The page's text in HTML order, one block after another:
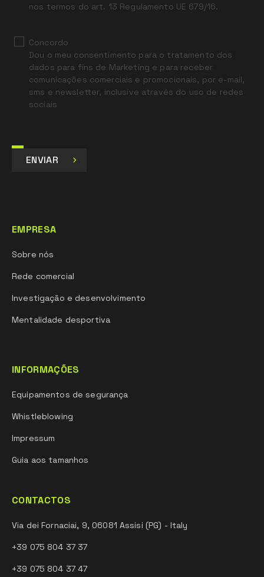
nos termos do art. 13 Regulamento UE 679/16.
Concordo
Dou o meu consentimento para o tratamento dos
dados para fins de Marketing e para receber
comunicações comerciais e promocionais, por e-mail,
sms e newsletter, inclusive através do uso de redes
sociais
ENVIAR
EMPRESA
Sobre nós
Rede comercial
Investigação e desenvolvimento
Mentalidade desportiva
INFORMAÇÕES
Equipamentos de segurança
Whistleblowing
Impressum
Guia aos tamanhos
CONTACTOS
Via dei Fornaciai, 9, 06081 Assisi (PG) - Italy
+39 075 804 37 37
+39 075 804 37 47